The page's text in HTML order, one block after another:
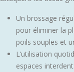
Un brossage
pour éliminer la
poils souples et
L’utilisation
espaces